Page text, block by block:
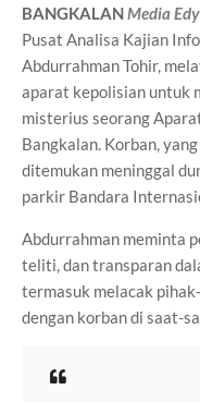
BANGKALANMedia
Pusat Analisa Kajian
Abdurrahman Tohir,
aparat kepolisian untuk
misterius seorang
Bangkalan. Korban,
ditemukan meninggal
parkir Bandara
Abdurrahman meminta
teliti, dan transparan
termasuk melacak
dengan korban di saat-